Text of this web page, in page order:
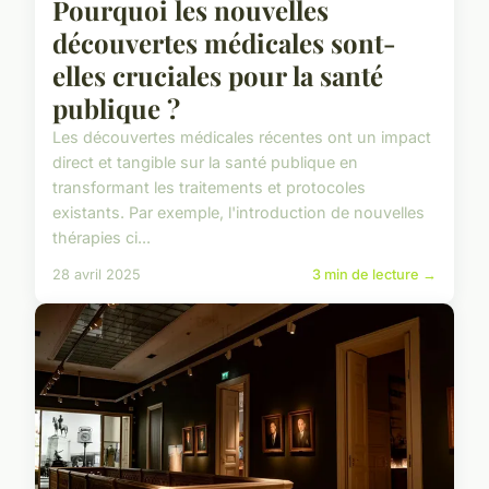
Pourquoi les nouvelles
découvertes médicales sont-
elles cruciales pour la santé
publique ?
Les découvertes médicales récentes ont un impact
direct et tangible sur la santé publique en
transformant les traitements et protocoles
existants. Par exemple, l'introduction de nouvelles
thérapies ci...
28 avril 2025 3 min de lecture →